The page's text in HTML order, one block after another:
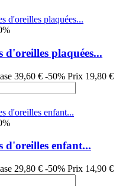
d'oreilles plaquées...
39,60 € -50% Prix 19,80 €
d'oreilles enfant...
29,80 € -50% Prix 14,90 €